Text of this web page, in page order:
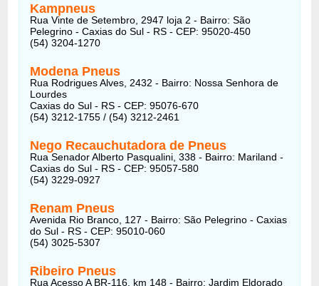
Kampneus
Rua Vinte de Setembro, 2947 loja 2 - Bairro: São
Pelegrino - Caxias do Sul - RS - CEP: 95020-450
(54) 3204-1270
Modena Pneus
Rua Rodrigues Alves, 2432 - Bairro: Nossa Senhora de
Lourdes
Caxias do Sul - RS - CEP: 95076-670
(54) 3212-1755 / (54) 3212-2461
Nego Recauchutadora de Pneus
Rua Senador Alberto Pasqualini, 338 - Bairro: Mariland -
Caxias do Sul - RS - CEP: 95057-580
(54) 3229-0927
Renam Pneus
Avenida Rio Branco, 127 - Bairro: São Pelegrino - Caxias
do Sul - RS - CEP: 95010-060
(54) 3025-5307
Ribeiro Pneus
Rua Acesso A BR-116, km 148 - Bairro: Jardim Eldorado